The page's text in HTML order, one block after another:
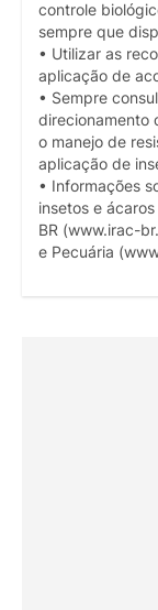
controle
sempre que
• Utilizar as
aplicação de
• Sempre
direcionamento
o manejo de
aplicação de
• Informações
insetos e
BR (www.irac-
e Pecuária